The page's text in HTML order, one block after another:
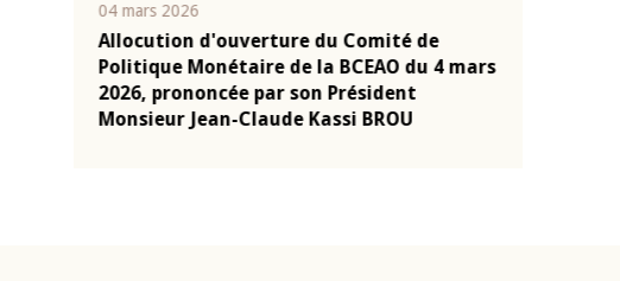
04 mars 2026
Allocution d'ouverture du Comité de
Politique Monétaire de la BCEAO du 4 mars
2026, prononcée par son Président
Monsieur Jean-Claude Kassi BROU